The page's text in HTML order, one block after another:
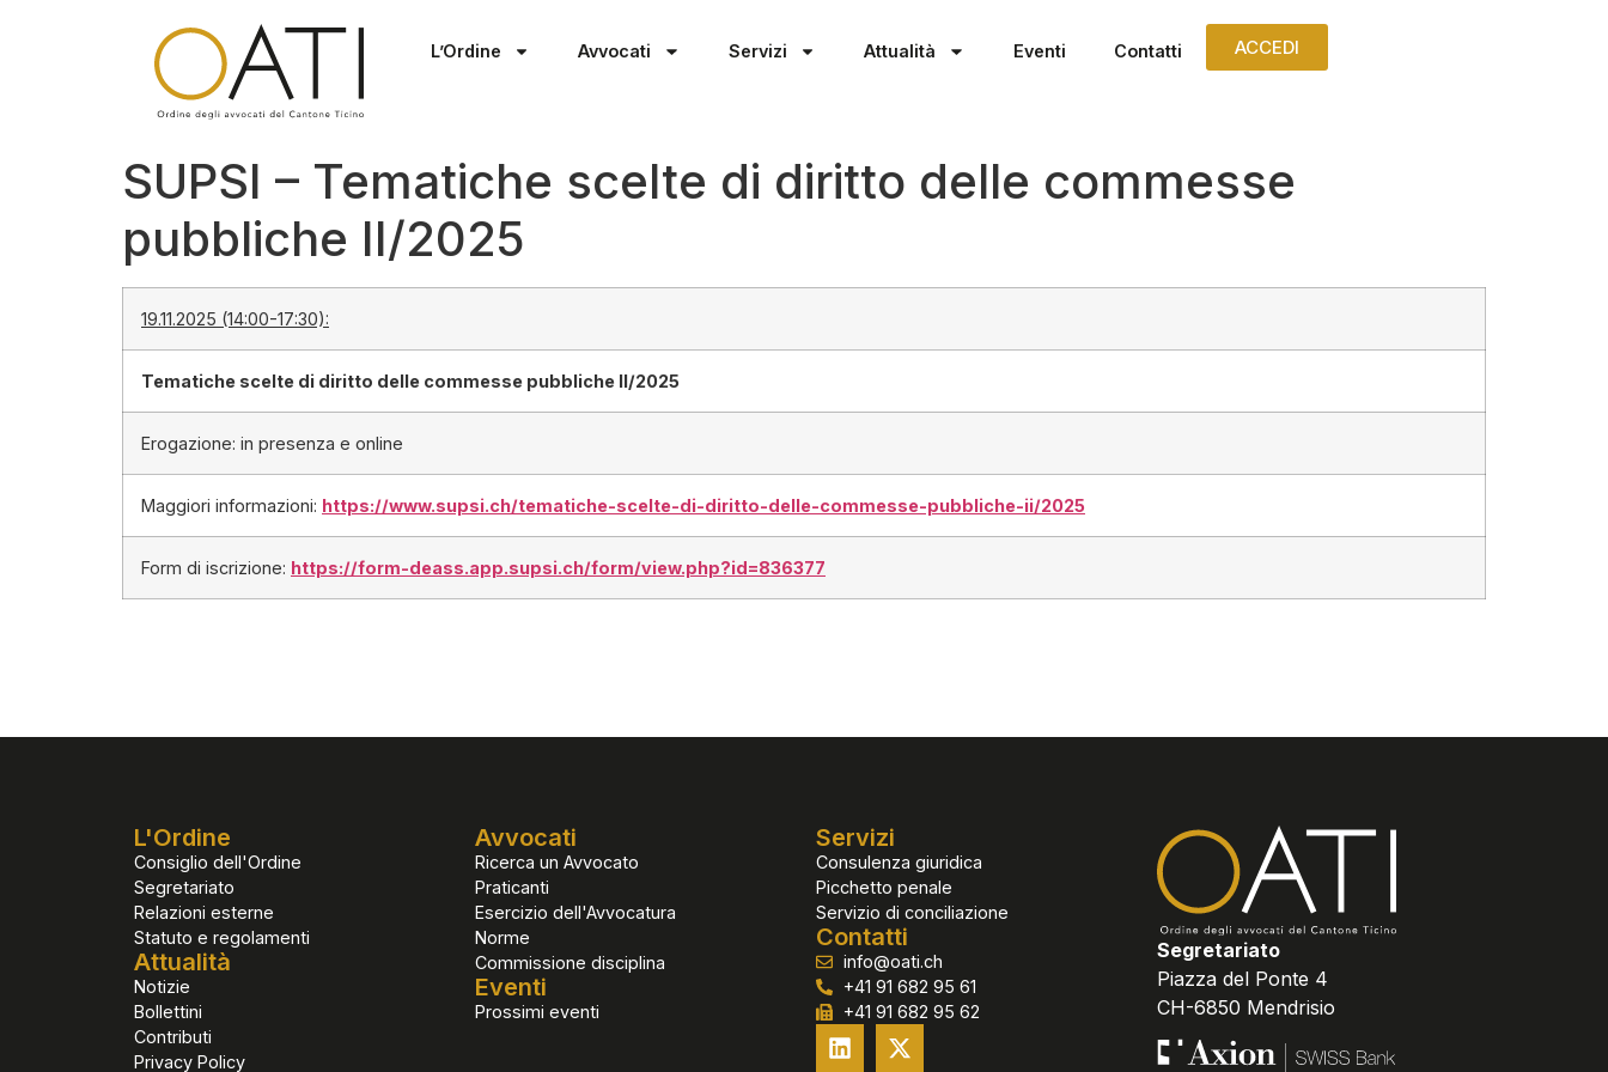
L’Ordine Avvocati Servizi Attualità Eventi Contatti ACCEDI
SUPSI – Tematiche scelte di diritto delle commesse
pubbliche II/2025
19.11.2025 (14:00-17:30):
Tematiche scelte di diritto delle commesse pubbliche II/2025
Erogazione: in presenza e online
Maggiori informazioni: https://www.supsi.ch/tematiche-scelte-di-diritto-delle-commesse-pubbliche-ii/2025
Form di iscrizione: https://form-deass.app.supsi.ch/form/view.php?id=836377
L'Ordine
Consiglio dell'Ordine
Segretariato
Relazioni esterne
Statuto e regolamenti
Attualità
Notizie
Bollettini
Contributi
Privacy Policy
Avvocati
Ricerca un Avvocato
Praticanti
Esercizio dell'Avvocatura
Norme
Commissione disciplina
Eventi
Prossimi eventi
Servizi
Consulenza giuridica
Picchetto penale
Servizio di conciliazione
Contatti
info@oati.ch
+41 91 682 95 61
+41 91 682 95 62
Segretariato
Piazza del Ponte 4
CH-6850 Mendrisio